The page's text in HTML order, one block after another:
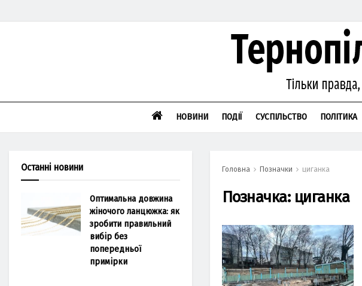
НОВИНИ ПОДІЇ СУСПІЛЬСТВО ПОЛІТИКА
Головна Позначки циганка
Позначка: циганка
Останні новини
Оптимальна довжина
жіночого ланцюжка: як
зробити правильний
вибір без
попередньої
примірки